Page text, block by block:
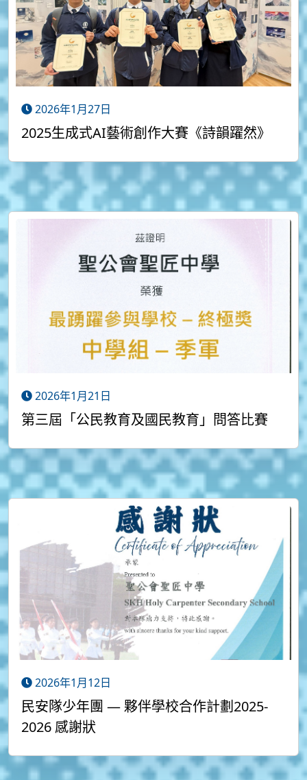
2026年1月27日
2025生成式AI藝術創作大賽《詩韻躍然》
2026年1月21日
第三屆「公民教育及國民教育」問答比賽
2026年1月12日
民安隊少年團 — 夥伴學校合作計劃2025-
2026 感謝狀